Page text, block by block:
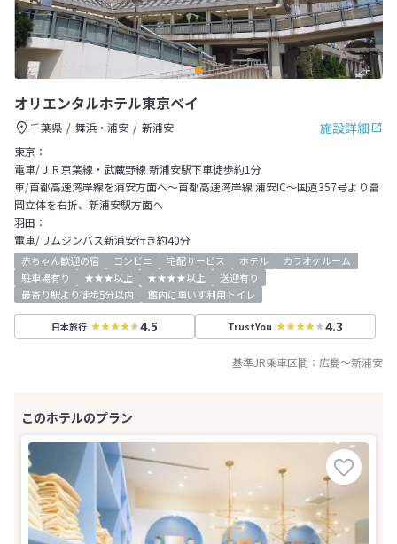
オリエンタルホテル東京ベイ
施設詳細
千葉県 舞浜・浦安
新浦安
東京：
電車/ＪＲ京葉線・武蔵野線 新浦安駅下車徒歩約1分
車/首都高速湾岸線を浦安方面へ～首都高速湾岸線 浦安IC～国道357号より富
岡立体を右折、新浦安駅方面へ
羽田：
電車/リムジンバス新浦安行き約40分
赤ちゃん歓迎の宿 コンビニ 宅配サービス ホテル
カラオケルーム
駐車場有り
★★★以上 ★★★★以上
送迎有り
最寄り駅より徒歩5分以内
館内に車いす利用トイレ
日本旅行 4.5 TrustYou 4.3
基準JR乗車区間： 広島～新浦安